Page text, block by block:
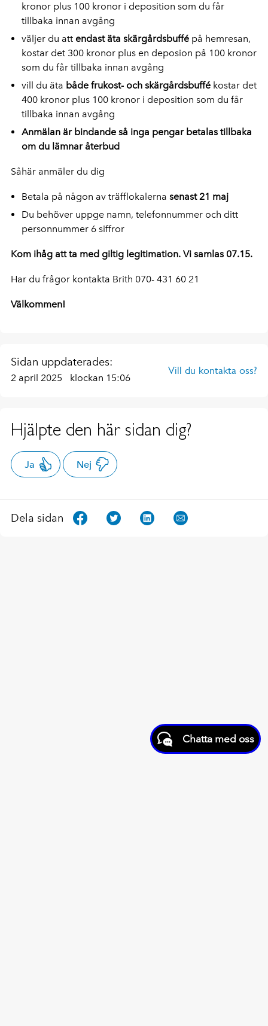
kronor plus 100 kronor i deposition som du får
tillbaka innan avgång
väljer du att endast äta skärgårdsbuffé på hemresan,
kostar det 300 kronor plus en deposion på 100 kronor
som du får tillbaka innan avgång
vill du äta både frukost- och skärgårdsbuffé kostar det
400 kronor plus 100 kronor i deposition som du får
tillbaka innan avgång
Anmälan är bindande så inga pengar betalas tillbaka
om du lämnar återbud
Såhär anmäler du dig
Betala på någon av träfflokalerna senast 21 maj
Du behöver uppge namn, telefonnummer och ditt
personnummer 6 siffror
Kom ihåg att ta med giltig legitimation. Vi samlas 07.15.
Har du frågor kontakta Brith 070- 431 60 21
Välkommen!
Sidan uppdaterades:
2 april 2025 klockan 15:06
Vill du kontakta oss?
Hjälpte den här sidan dig?
Ja Nej
Dela sidan
Chatta med oss